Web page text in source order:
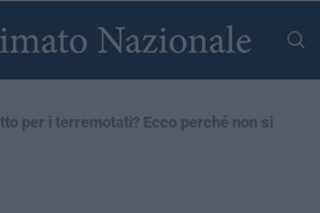
per i terremotati? Ecco perché non si